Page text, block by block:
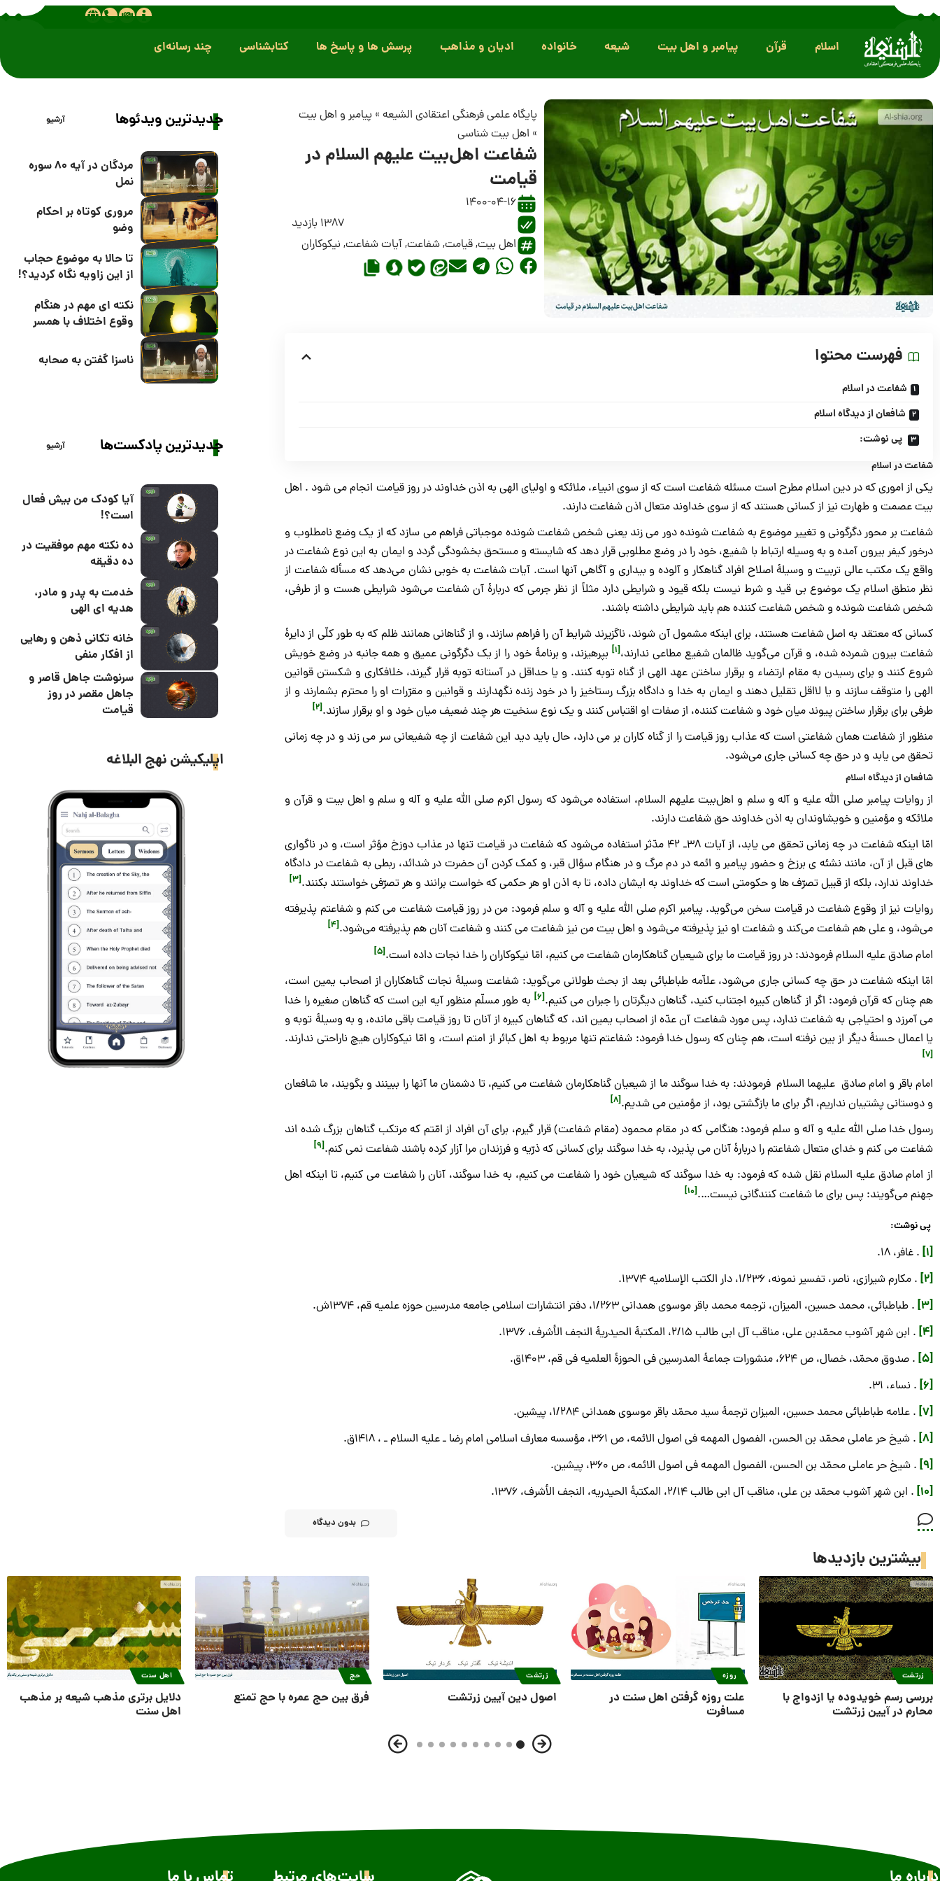
اسلام قرآن پیامبر و اهل بیت شیعه خانواده ادیان و مذاهب پرسش ها و پاسخ ها کتابشناسی چند رسانه‌ای
پایگاه علمی فرهنگی اعتقادی الشیعه »پیامبر و اهل بیت
» اهل بیت شناسی
شفاعت اهل‌بیت علیهم السلام در
قیامت
1400-04-16
1387 بازدید
اهل بیت,قیامت,شفاعت,آیات شفاعت, نیکوکاران
فهرست محتوا
شفاعت در اسلام
شافعان از دیدگاه اسلام
پی نوشت:
شفاعت در اسلام
یکی از اموری که در دین اسلام مطرح است مسئله شفاعت است که از سوی انبیاء، ملائکه و اولیای الهی به اذن خداوند در روز قیامت انجام می شود . اهل
بیت عصمت و طهارت نیز از کسانی هستند که از سوی خداوند متعال اذن شفاعت دارند.
شفاعت بر محور دگرگونی و تغییر موضوع به شفاعت شونده دور می زند یعنی شخص شفاعت شونده موجباتی فراهم می سازد که از یک وضع نامطلوب و
درخور کیفر بیرون آمده و به وسیله ارتباط با شفیع، خود را در وضع مطلوبی قرار دهد که شایسته و مستحق بخشودگی گردد و ایمان به این نوع شفاعت در
واقع یک مکتب عالی تربیت و وسیلۀ اصلاح افراد گناهکار و آلوده و بیداری و آگاهی آنها است. آیات شفاعت به خوبی نشان می‌دهد که مسأله شفاعت از
نظر منطق اسلام یک موضوع بی قید و شرط نیست بلکه قیود و شرایطی دارد مثلاً از نظر جرمی که دربارۀ آن شفاعت می‌شود شرایطی هست و از طرفی،
شخص شفاعت شونده و شخص شفاعت کننده هم باید شرایطی داشته باشند.
کسانی که معتقد به اصل شفاعت هستند، برای اینکه مشمول آن شوند، ناگزیرند شرایط آن را فراهم سازند، و از گناهانی همانند ظلم که به طور کلّی از دایرۀ
شفاعت بیرون شمرده شده، و قرآن می‌گوید ظالمان شفیع مطاعی ندارند،[1] بپرهیزند، و برنامۀ خود را از یک دگرگونی عمیق و همه جانبه در وضع خویش
شروع کنند و برای رسیدن به مقام ارتضاء و برقرار ساختن عهد الهی از گناه توبه کنند. و یا حداقل در آستانه توبه قرار گیرند، خلافکاری و شکستن قوانین
الهی را متوقف سازند و یا لااقل تقلیل دهند و ایمان به خدا و دادگاه بزرگ رستاخیز را در خود زنده نگهدارند و قوانین و مقرّرات او را محترم بشمارند و از
طرفی برای برقرار ساختن پیوند میان خود و شفاعت کننده، از صفات او اقتباس کنند و یک نوع سنخیت هر چند ضعیف میان خود و او برقرار سازند.[2]
منظور از شفاعت همان شفاعتی است که عذاب روز قیامت را از گناه کاران بر می دارد، حال باید دید این شفاعت از چه شفیعانی سر می زند و در چه زمانی
تحقق می یابد و در حق چه کسانی جاری می‌شود.
شافعان از دیدگاه اسلام
از روایات پیامبر صلی الله علیه و آله و سلم و اهل‌بیت علیهم السلام، استفاده می‌شود که رسول اکرم صلی الله علیه و آله و سلم و اهل بیت و قرآن و
ملائکه و مؤمنین و خویشاوندان به اذن خداوند حق شفاعت دارند.
امّا اینکه شفاعت در چه زمانی تحقق می یابد، از آیات 38ـ 42 مدّثر استفاده می‌شود که شفاعت در قیامت تنها در عذاب دوزخ مؤثر است، و در ناگواری
های قبل از آن، مانند نشئه ی برزخ و حضور پیامبر و ائمه در دم مرگ و در هنگام سؤال قبر، و کمک کردن آن حضرت در شدائد، ربطی به شفاعت در دادگاه
خداوند ندارد، بلکه از قبیل تصرّف ها و حکومتی است که خداوند به ایشان داده، تا به اذن او هر حکمی که خواست برانند و هر تصرّفی خواستند بکنند.[3]
روایات نیز از وقوع شفاعت در قیامت سخن می‌گوید. پیامبر اکرم صلی الله علیه و آله و سلم فرمود: من در روز قیامت شفاعت می کنم و شفاعتم پذیرفته
می‌شود، و علی هم شفاعت می‌کند و شفاعت او نیز پذیرفته می‌شود و اهل بیت من نیز شفاعت می کنند و شفاعت آنان هم پذیرفته می‌شود.[4]
امام صادق علیه السلام فرمودند: در روز قیامت ما برای شیعیان گناهکارمان شفاعت می کنیم، امّا نیکوکاران را خدا نجات داده است.[5]
امّا اینکه شفاعت در حق چه کسانی جاری می‌شود، علاّمه طباطبائی بعد از بحث طولانی می‌گوید: شفاعت وسیلۀ نجات گناهکاران از اصحاب یمین است،
هم چنان که قرآن فرمود: اگر از گناهان کبیره اجتناب کنید، گناهان دیگرتان را جبران می کنیم.[6]
به طور مسلّم منظور آیه این است که گناهان صغیره را خدا
می آمرزد و احتیاجی به شفاعت ندارد، پس مورد شفاعت آن عدّه از اصحاب یمین اند، که گناهان کبیره از آنان تا روز قیامت باقی مانده، و به وسیلۀ توبه و
یا اعمال حسنۀ دیگر از بین نرفته است، هم چنان که رسول خدا فرمود: شفاعتم تنها مربوط به اهل کبائر از امتم است، و امّا نیکوکاران هیچ ناراحتی ندارند.
[7]
امام باقر و امام صادق علیهما السلام فرمودند: به خدا سوگند ما از شیعیان گناهکارمان شفاعت می کنیم، تا دشمنان ما آنها را ببینند و بگویند، ما شافعان
و دوستانی پشتیبان نداریم، اگر برای ما بازگشتی بود، از مؤمنین می شدیم.[8]
رسول خدا صلی الله علیه و آله و سلم فرمود: هنگامی که در مقام محمود (مقام شفاعت) قرار گیرم، برای آن افراد از امّتم که مرتکب گناهان بزرگ شده اند
شفاعت می کنم و خدای متعال شفاعتم را دربارۀ آنان می پذیرد، به خدا سوگند برای کسانی که ذرّیه و فرزندان مرا آزار کرده باشند شفاعت نمی کنم.[9]
از امام صادق علیه السلام نقل شده که فرمود: به خدا سوگند که شیعیان خود را شفاعت می کنیم، به خدا سوگند، آنان را شفاعت می کنیم، تا اینکه اهل
جهنم می‌گویند: پس برای ما شفاعت کنندگانی نیست….[10]
پی نوشت:
[1] . غافر، 18.
[2] . مکارم شیرازی، ناصر، تفسیر نمونه، 1/236، دار الکتب الإسلامیه 1374.
[3] . طباطبائی، محمد حسین، المیزان، ترجمه محمد باقر موسوی همدانی 1/263، دفتر انتشارات اسلامی جامعه مدرسین حوزه علمیه قم، 1374ش.
[4] . ابن شهر آشوب محمّدبن علی، مناقب آل ابی طالب 2/15، المکتبۀ الحیدریۀ النجف الأشرف، 1376.
[5] . صدوق محمّد، خصال، ص 624، منشورات جماعۀ المدرسین فی الحوزۀ العلمیه فی قم، 1403ق.
[6] . نساء، 31.
[7] . علامه طباطبائی محمد حسین، المیزان ترجمۀ سید محمّد باقر موسوی همدانی 1/284، پیشین.
[8] . شیخ حر عاملی محمّد بن الحسن، الفصول المهمه فی اصول الائمه، ص 361، مؤسسه معارف اسلامی امام رضا ـ علیه السلام ـ ، 1418ق.
[9] . شیخ حر عاملی محمّد بن الحسن، الفصول المهمه فی اصول الائمه، ص 360، پیشین.
[10] . ابن شهر آشوب محمّد بن علی، مناقب آل ابی طالب 2/14، المکتبۀ الحیدریه، النجف الأشرف، 1376.
بدون دیدگاه
جدیدترین ویدئوها آرشیو
مردگان در آیه 80 سوره
نمل
مروری کوتاه بر احکام
وضو
تا حالا به موضوع حجاب
از این زاویه نگاه کردید؟!
نکته ای مهم در هنگام
وقوع اختلاف با همسر
ناسزا گفتن به صحابه
جدیدترین پادکست‌ها آرشیو
آیا کودک من بیش فعال
است؟!
ده نکته مهم موفقیت در
ده دقیقه
خدمت به پدر و مادر،
هدیه ای الهی
خانه تکانی ذهن و رهایی
از افکار منفی
سرنوشت جاهل قاصر و
جاهل مقصر در روز
قیامت
اپلیکیشن نهج البلاغه
بیشترین بازدیدها
زرتشت
بررسی رسم خویدوده یا ازدواج با
محارم در آیین زرتشت
روزه
علت روزه گرفتن اهل سنت در
مسافرت
زرتشت
اصول دین آیین زرتشت
حج
فرق بین حج عمره با حج تمتع
اهل سنت
دلایل برتری مذهب شیعه بر مذهب
اهل سنت